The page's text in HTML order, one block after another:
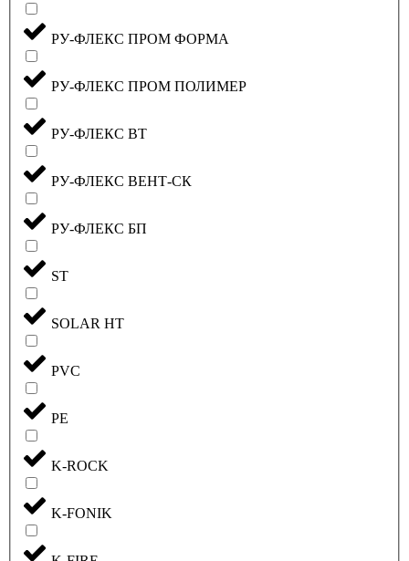
РУ-ФЛЕКС ПРОМ ФОРМА
РУ-ФЛЕКС ПРОМ ПОЛИМЕР
РУ-ФЛЕКС ВТ
РУ-ФЛЕКС ВЕНТ-СК
РУ-ФЛЕКС БП
ST
SOLAR HT
PVC
PE
K-ROCK
K-FONIK